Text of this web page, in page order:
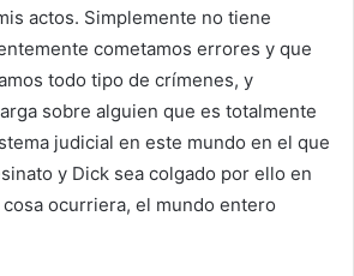
actos. Simplemente no tiene
cometamos errores y que
todo tipo de crímenes, y
sobre alguien que es totalmente
judicial en este mundo en el que
y Dick sea colgado por ello en
ocurriera, el mundo entero